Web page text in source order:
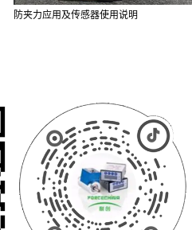
防夹力应用及传感器使用说明